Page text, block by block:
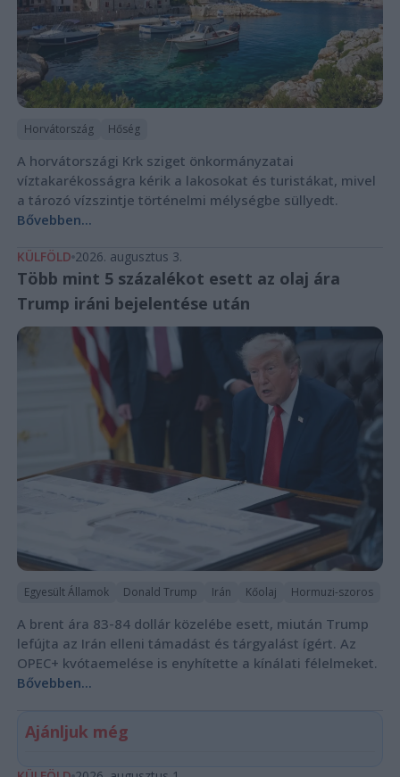
Horvátország Hőség
A horvátországi Krk sziget önkormányzatai
víztakarékosságra kérik a lakosokat és turistákat, mivel
a tározó vízszintje történelmi mélységbe süllyedt.
Bővebben...
KÜLFÖLD 2026. augusztus 3.
Több mint 5 százalékot esett az olaj ára
Trump iráni bejelentése után
Egyesült Államok Donald Trump Irán Kőolaj Hormuzi-szoros
A brent ára 83-84 dollár közelébe esett, miután Trump
lefújta az Irán elleni támadást és tárgyalást ígért. Az
OPEC+ kvótaemelése is enyhítette a kínálati félelmeket.
Bővebben...
Ajánljuk még